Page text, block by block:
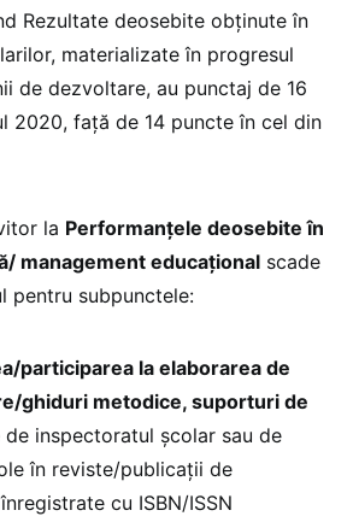
Rezultate deosebite obţinute în
materializate în progresul
de dezvoltare, au punctaj de 16
2020, față de 14 puncte în cel din
la Performanţele deosebite în
management educațional scade
pentru subpunctele:
participarea la elaborarea de
ghiduri metodice, suporturi de
de inspectoratul şcolar sau de
în reviste/publicaţii de
cu ISBN/ISSN